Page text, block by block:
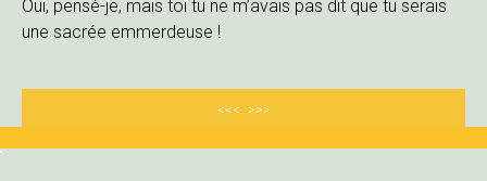
Oui, pensè-je, mais toi tu ne m’avais pas dit que tu serais
une sacrée emmerdeuse !
<<< >>>